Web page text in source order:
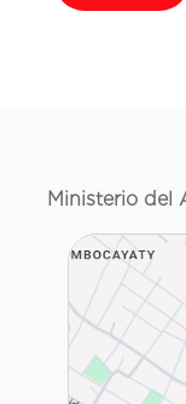
Ministerio del